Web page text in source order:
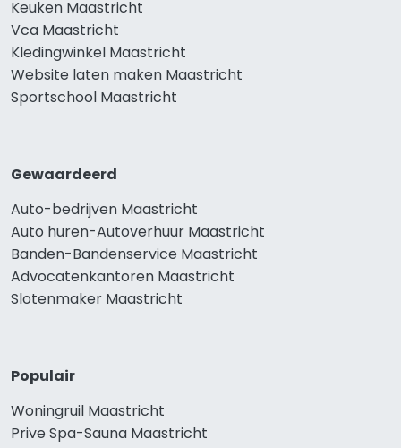
Keuken Maastricht
Vca Maastricht
Kledingwinkel Maastricht
Website laten maken Maastricht
Sportschool Maastricht
Gewaardeerd
Auto-bedrijven Maastricht
Auto huren-Autoverhuur Maastricht
Banden-Bandenservice Maastricht
Advocatenkantoren Maastricht
Slotenmaker Maastricht
Populair
Woningruil Maastricht
Prive Spa-Sauna Maastricht